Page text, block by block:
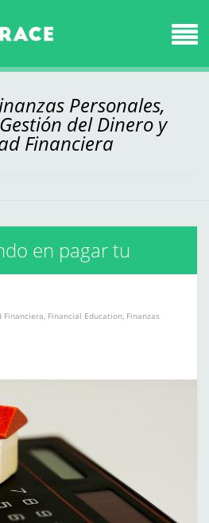
Personales,
del Dinero y
Financiera
en pagar tu
tiempo?
Financiera, Financial Education, Finanzas